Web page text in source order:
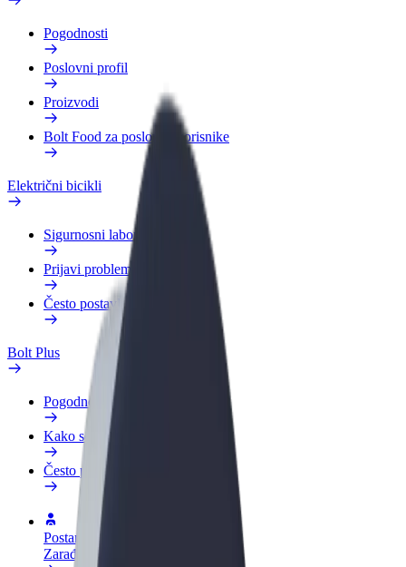
Pogodnosti
Poslovni profil
Proizvodi
Bolt Food za poslovne korisnike
Električni bicikli
Sigurnosni laboratorij
Prijavi problem
Često postavljana pitanja
Bolt Plus
Pogodnosti
Kako se pridružiti
Često postavljana pitanja
Postani vozač
Zarađuj po vlastitim uvjetima